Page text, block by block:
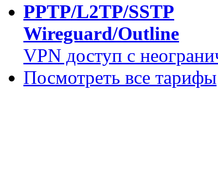
PPTP/L2TP/SSTP
Wireguard/Outline
VPN доступ с
Посмотреть все тарифы